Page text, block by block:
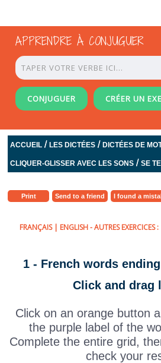
APPRENDRE À CONJUGUER
CONJUGUER CRÉER UN
ACCUEIL /LES DICTÉES /DICTÉES DE
CLIQUER-GLISSER AVEC LES SONS /SE
Print Send to a friend I found a
FRANÇAIS| ENGLISH- AUTRES EXERCICES :
1 - French words
Click and drag
Click on an orange button
the purple label of the
Complete the entire grid,
check your